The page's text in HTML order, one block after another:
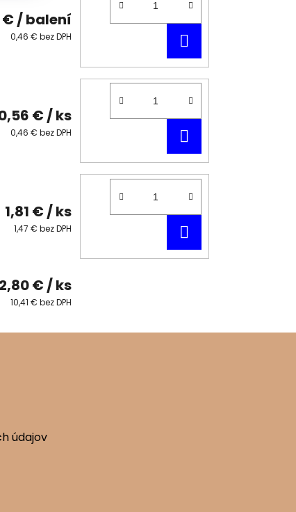
€ / balení
0,46 € bez DPH
KOŠÍKA
€ / ks
0,46 € bez DPH
KOŠÍKA
1,81 € / ks
1,47 € bez DPH
KOŠÍKA
€ / ks
10,41 € bez DPH
údajov